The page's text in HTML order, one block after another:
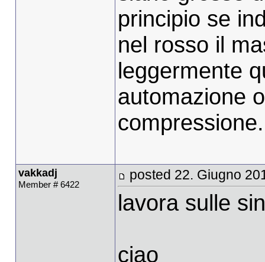
principio se
nel rosso il
leggermente
automazione
compressione.
vakkadj
Member # 6422
posted 22. Giugno
lavora sulle
ciao